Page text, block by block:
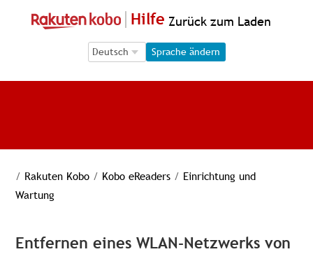
Hilfe Zurück zum Laden
Language Selection
Language Selection
Sprache ändern
/ Rakuten Kobo / Kobo eReaders / Einrichtung und
Wartung
Entfernen eines WLAN-Netzwerks von